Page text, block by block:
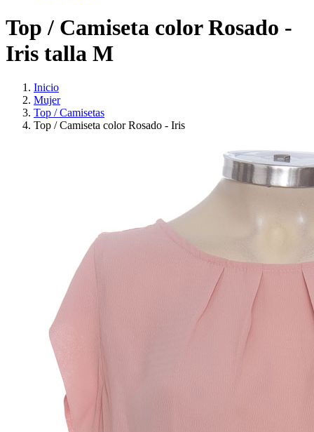
Top / Camiseta color Rosado -
Iris talla M
Inicio
Mujer
Top / Camisetas
Top / Camiseta color Rosado - Iris